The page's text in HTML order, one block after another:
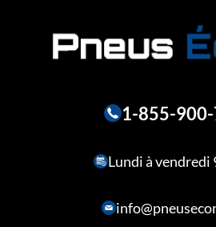
1-855-
Lundi à vendredi